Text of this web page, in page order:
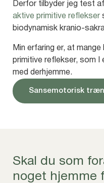
Derfor tilbyder jeg test
aktive primitive reflekser
biodynamisk kranio-
Min erfaring er, at
primitive reflekser, som I
med derhjemme.
Sansemotorisk
Skal du som
noget hjemme